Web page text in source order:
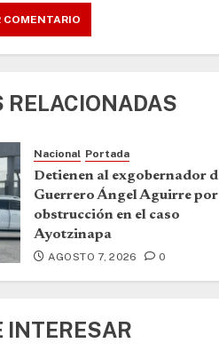
RELACIONADAS
Nacional Portada
Detienen al exgobernador
Guerrero Ángel Aguirre por
obstrucción en el caso
Ayotzinapa
AGOSTO 7, 2026 0
INTERESAR